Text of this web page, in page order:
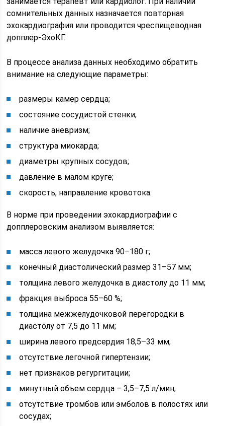
сомнительных данных назначается повторная
эхокардиография или проводится чреспищеводная
допплер-ЭхоКГ.
В процессе анализа данных необходимо обратить
внимание на следующие параметры:
размеры камер сердца;
состояние сосудистой стенки;
наличие аневризм;
структура миокарда;
диаметры крупных сосудов;
давление в малом круге;
скорость, направление кровотока.
В норме при проведении эхокардиографии с
допплеровским анализом выявляется:
масса левого желудочка 90–180 г;
конечный диастолический размер 31–57 мм;
толщина левого желудочка в диастолу до 11 мм;
фракция выброса 55–60 %;
толщина межжелудочковой перегородки в
диастолу от 7,5 до 11 мм;
ширина левого предсердия 18,5–33 мм;
отсутствие легочной гипертензии;
нет признаков регургитации;
минутный объем сердца – 3,5–7,5 л/мин;
отсутствие тромбов или эмболов в полостях или
сосудах;